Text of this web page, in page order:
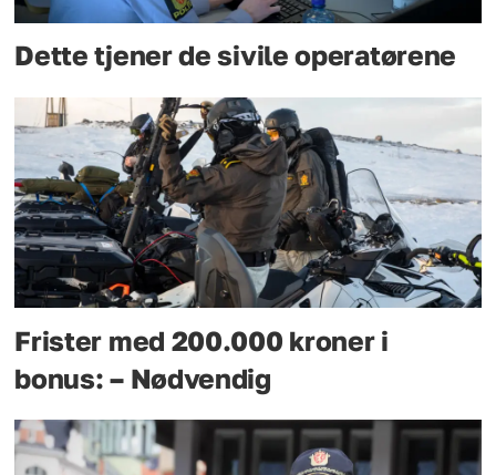
Dette tjener de sivile operatørene
Frister med 200.000 kroner i
bonus: – Nødvendig